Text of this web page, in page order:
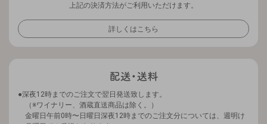
上記の決済方法がご利用いただけます。
詳しくはこちら
深夜12時までのご注文で翌日発送致します。
（※ワイナリー、酒蔵直送商品は除く。）
金曜日午前0時〜日曜日深夜12時までのご注文分については、週明け